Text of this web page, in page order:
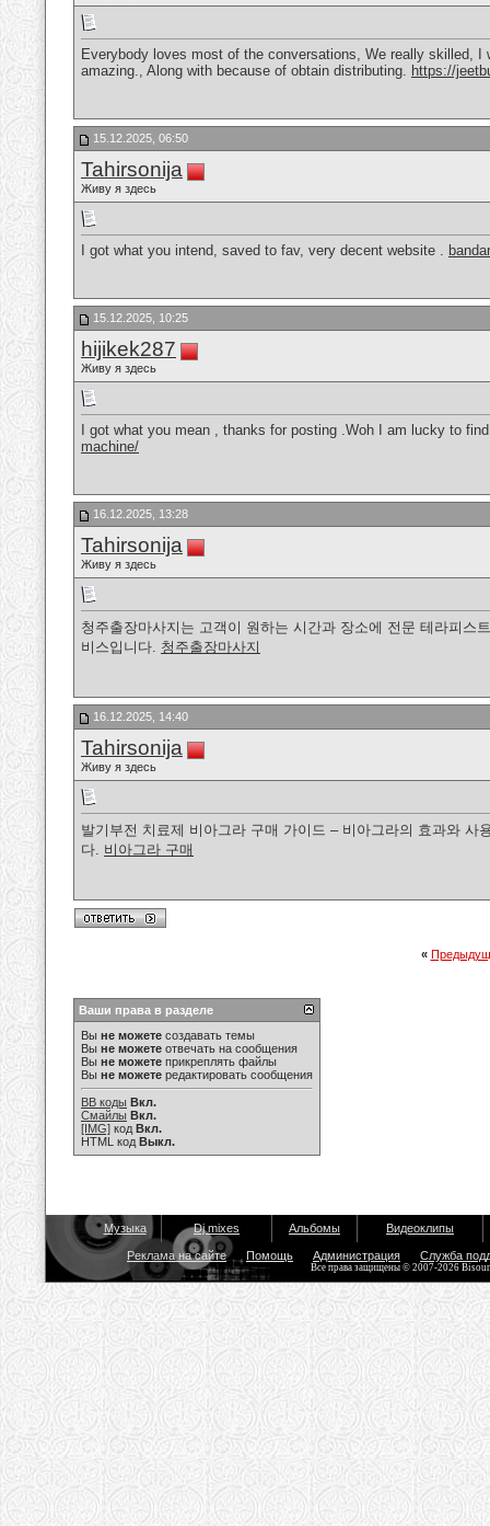
Everybody loves most of the conversations, We really skilled,
amazing., Along with because of obtain distributing. https://
15.12.2025, 06:50
Tahirsonija
Живу я здесь
I got what you intend, saved to fav, very decent website .
15.12.2025, 10:25
hijikek287
Живу я здесь
I got what you mean , thanks for posting .Woh I am lucky to
machine/
16.12.2025, 13:28
Tahirsonija
Живу я здесь
청주출장마사지는 고객이 원하는 시간과 장소에 전문 테라피스
비스입니다. 청주출장마사지
16.12.2025, 14:40
Tahirsonija
Живу я здесь
발기부전 치료제 비아그라 구매 가이드 – 비아그라의 효과와
다. 비아그라 구매
«
Ваши права в разделе
Вы не можете создавать темы
Вы не можете отвечать на сообщения
Вы не можете прикреплять файлы
Вы не можете редактировать сообщения
BB коды Вкл.
Смайлы Вкл.
[IMG] код Вкл.
HTML код Выкл.
Музыка Dj mixes Альбомы Видеоклипы
Реклама на сайте Помощь Администрация Служба
Все права защищены © 2007-2026